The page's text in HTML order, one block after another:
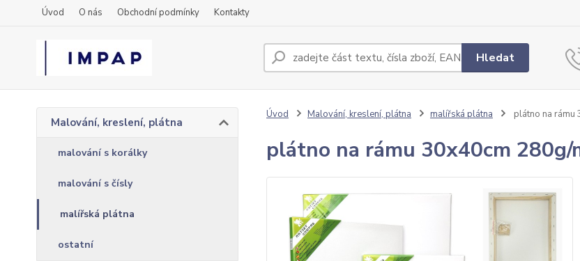
Úvod O nás Obchodní podmínky Kontakty
Hledat
Malování, kreslení, plátna
malování s korálky
malování s čísly
malířská plátna
ostatní
Úvod Malování, kreslení, plátna malířská plátna plátno na
plátno na rámu 30x40cm 280g/